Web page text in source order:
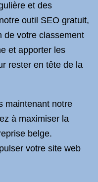
et des
outil SEO gratuit,
de votre classement
et apporter les
rester en tête de la
maintenant notre
à maximiser la
belge.
votre site web